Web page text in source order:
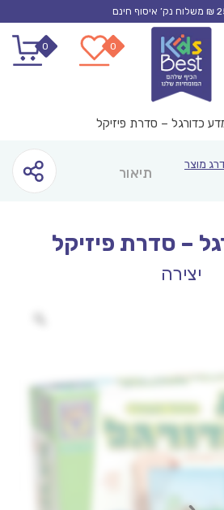
0
0
כדורגל – סדרת פיזיקל
מוצר
תיאור
– סדרת פיזיקל
יצירה